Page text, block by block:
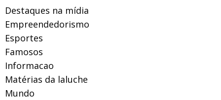
Destaques na mídia
Empreendedorismo
Esportes
Famosos
Informacao
Matérias da laluche
Mundo